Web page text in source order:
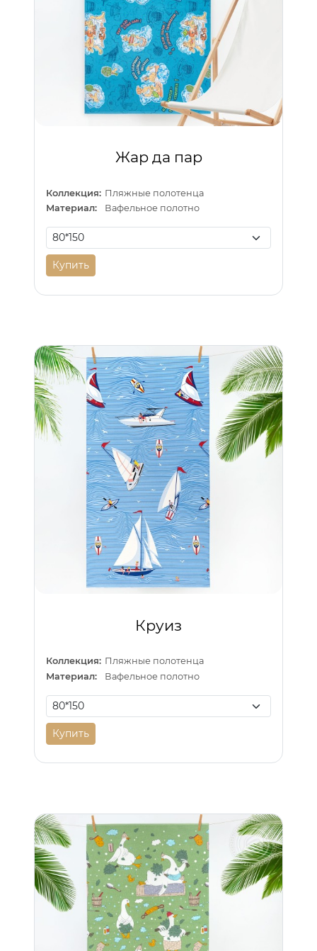
Жар да пар
Коллекция: Пляжные полотенца
Материал:
Вафельное полотно
Купить
Круиз
Коллекция: Пляжные полотенца
Материал:
Вафельное полотно
Купить